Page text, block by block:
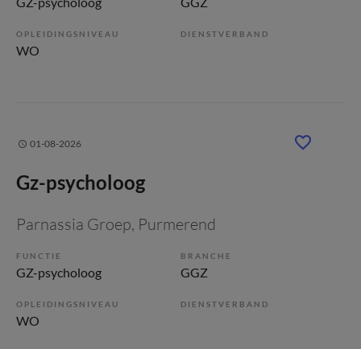
OPLEIDINGSNIVEAU
WO
DIENSTVERBAND
01-08-2026
Gz-psycholoog
Parnassia Groep, Purmerend
FUNCTIE
GZ-psycholoog
BRANCHE
GGZ
OPLEIDINGSNIVEAU
WO
DIENSTVERBAND